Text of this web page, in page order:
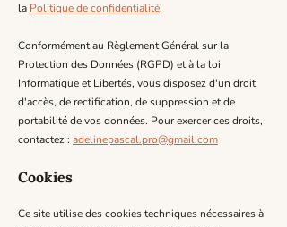
la Politique de confidentialité.
Conformément au Règlement Général sur la
Protection des Données (RGPD) et à la loi
Informatique et Libertés, vous disposez d'un droit
d'accès, de rectification, de suppression et de
portabilité de vos données. Pour exercer ces droits,
contactez : adelinepascal.pro@gmail.com
Cookies
Ce site utilise des cookies techniques nécessaires à